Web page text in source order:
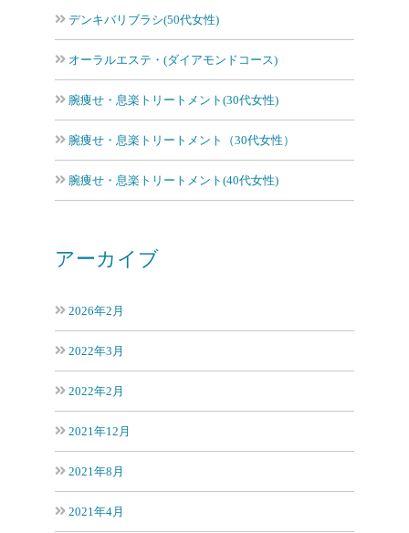
デンキバリブラシ(50代女性)
オーラルエステ・(ダイアモンドコース)
腕痩せ・息楽トリートメント(30代女性)
腕痩せ・息楽トリートメント（30代女性）
腕痩せ・息楽トリートメント(40代女性)
アーカイブ
2026年2月
2022年3月
2022年2月
2021年12月
2021年8月
2021年4月